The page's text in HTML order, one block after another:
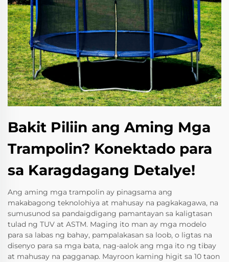
Bakit Piliin ang Aming Mga
Trampolin? Konektado para
sa Karagdagang Detalye!
Ang aming mga trampolin ay pinagsama ang
makabagong teknolohiya at mahusay na pagkakagawa, na
sumusunod sa pandaigdigang pamantayan sa kaligtasan
tulad ng TUV at ASTM. Maging ito man ay mga modelo
para sa labas ng bahay, pampalakasan sa loob, o ligtas na
disenyo para sa mga bata, nag-aalok ang mga ito ng tibay
at mahusay na pagganap. Mayroon kaming higit sa 10 taon